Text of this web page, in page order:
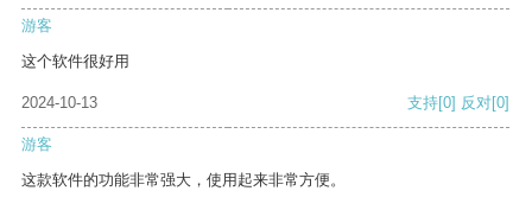
游客
这个软件很好用
2024-10-13 支持[0] 反对[0]
游客
这款软件的功能非常强大，使用起来非常方便。